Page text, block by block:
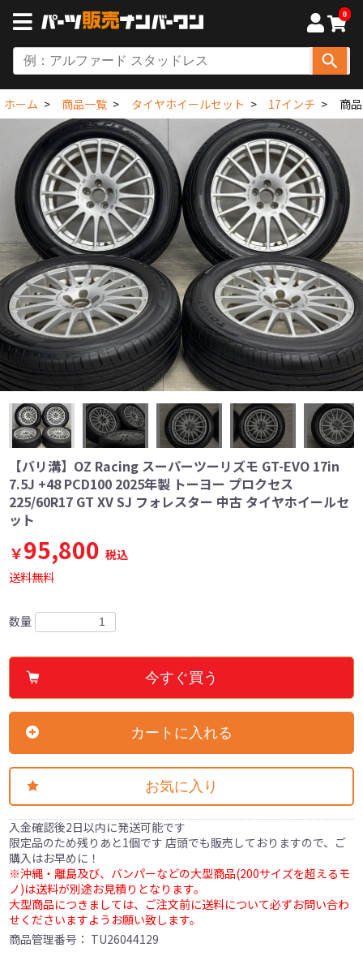
0
ホーム 商品一覧 タイヤホイールセット 17インチ 商
【バリ溝】OZ Racing スーパーツーリズモ GT-EVO 17in
7.5J +48 PCD100 2025年製 トーヨー プロクセス
225/60R17 GT XV SJ フォレスター 中古 タイヤホイールセ
ット
￥95,800 税込
送料無料
数量
今すぐ買う
カートに入れる
お気に入り
入金確認後2日以内に発送可能です
限定品のため残りあと1個です 店頭でも販売しておりますので、ご
購入はお早めに！
※沖縄・離島及び、バンパーなどの大型商品(200サイズを超えるモ
ノ)は送料が別途お見積りとなります。
大型商品につきましては、ご注文前に送料について必ずお問い合わ
せくださいますようお願い致します。
商品管理番号： TU26044129